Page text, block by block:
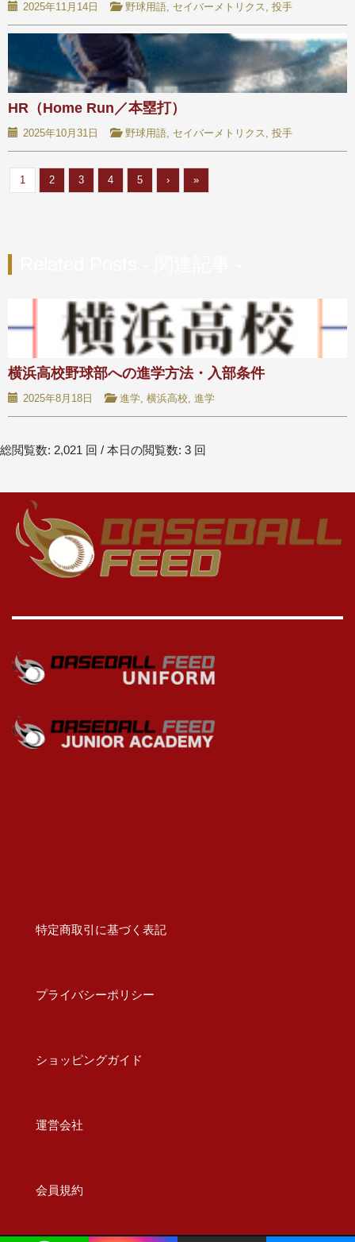
2025年11月14日 野球用語, セイバーメトリクス, 投手
HR（Home Run／本塁打）
2025年10月31日 野球用語, セイバーメトリクス, 投手
1 2 3 4 5 › »
横浜高校野球部への進学方法・入部条件
2025年8月18日 進学, 横浜高校, 進学
総閲覧数: 2,021 回 / 本日の閲覧数: 3 回
特定商取引に基づく表記
プライバシーポリシー
ショッピングガイド
運営会社
会員規約